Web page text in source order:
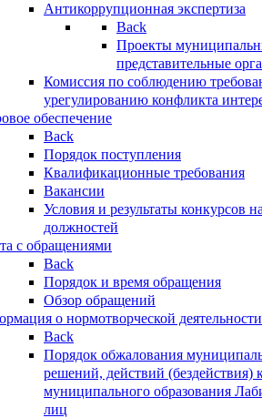
Антикоррупционная экспертиза
Back
Проекты
представительные
Комиссия по соблюдению
урегулированию конфликта
обеспечение
Back
Порядок поступления
Квалификационные требования
Вакансии
Условия и результаты конкурсов
должностей
с обращениями
Back
Порядок и время обращения
Обзор обращений
о нормотворческой деятельности
Back
Порядок обжалования
решений, действий (бездействия)
муниципального образования
лиц